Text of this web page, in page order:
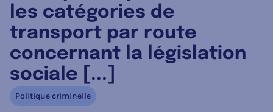
les catégories de
transport par route
concernant la législation
sociale [...]
Politique criminelle